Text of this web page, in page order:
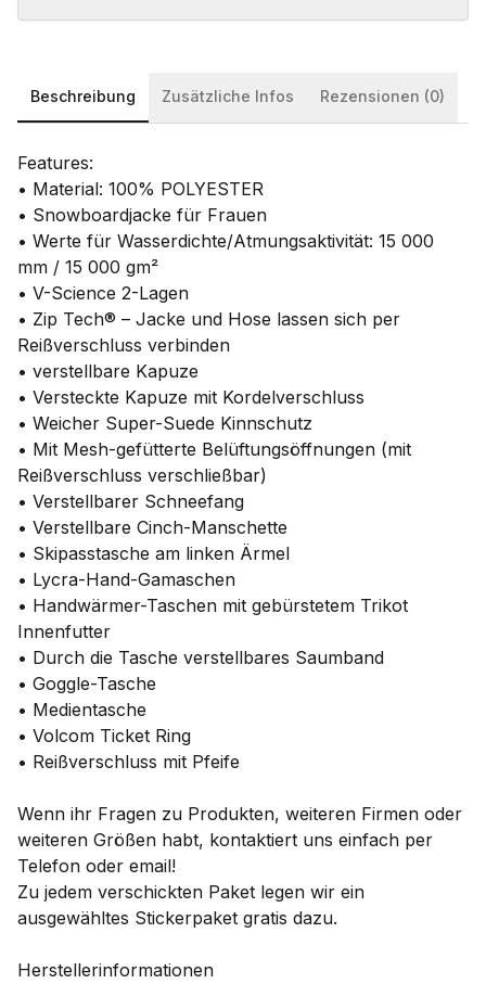
Beschreibung Zusätzliche Infos Rezensionen (0)
Features:
• Material: 100% POLYESTER
• Snowboardjacke für Frauen
• Werte für Wasserdichte/Atmungsaktivität: 15 000
mm / 15 000 gm²
• V-Science 2-Lagen
• Zip Tech® – Jacke und Hose lassen sich per
Reißverschluss verbinden
• verstellbare Kapuze
• Versteckte Kapuze mit Kordelverschluss
• Weicher Super-Suede Kinnschutz
• Mit Mesh-gefütterte Belüftungsöffnungen (mit
Reißverschluss verschließbar)
• Verstellbarer Schneefang
• Verstellbare Cinch-Manschette
• Skipasstasche am linken Ärmel
• Lycra-Hand-Gamaschen
• Handwärmer-Taschen mit gebürstetem Trikot
Innenfutter
• Durch die Tasche verstellbares Saumband
• Goggle-Tasche
• Medientasche
• Volcom Ticket Ring
• Reißverschluss mit Pfeife
Wenn ihr Fragen zu Produkten, weiteren Firmen oder
weiteren Größen habt, kontaktiert uns einfach per
Telefon oder email!
Zu jedem verschickten Paket legen wir ein
ausgewähltes Stickerpaket gratis dazu.
Herstellerinformationen